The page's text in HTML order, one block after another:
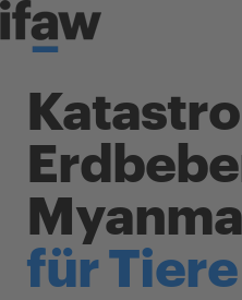
Skip to content
für